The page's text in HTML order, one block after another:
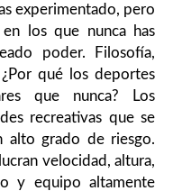
experimentado, pero
los que nunca has
poder. Filosofía,
qué los deportes
que nunca? Los
recreativas que se
alto grado de riesgo.
velocidad, altura,
y equipo altamente